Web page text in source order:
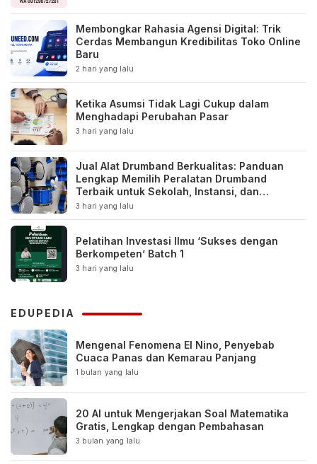
Membongkar Rahasia Agensi Digital: Trik
Cerdas Membangun Kredibilitas Toko Online
Baru
2 hari yang lalu
Ketika Asumsi Tidak Lagi Cukup dalam
Menghadapi Perubahan Pasar
3 hari yang lalu
Jual Alat Drumband Berkualitas: Panduan
Lengkap Memilih Peralatan Drumband
Terbaik untuk Sekolah, Instansi, dan
Komunitas
3 hari yang lalu
Pelatihan Investasi Ilmu ‘Sukses dengan
Berkompeten’ Batch 1
3 hari yang lalu
EDUPEDIA
Mengenal Fenomena El Nino, Penyebab
Cuaca Panas dan Kemarau Panjang
1 bulan yang lalu
20 AI untuk Mengerjakan Soal Matematika
Gratis, Lengkap dengan Pembahasan
3 bulan yang lalu